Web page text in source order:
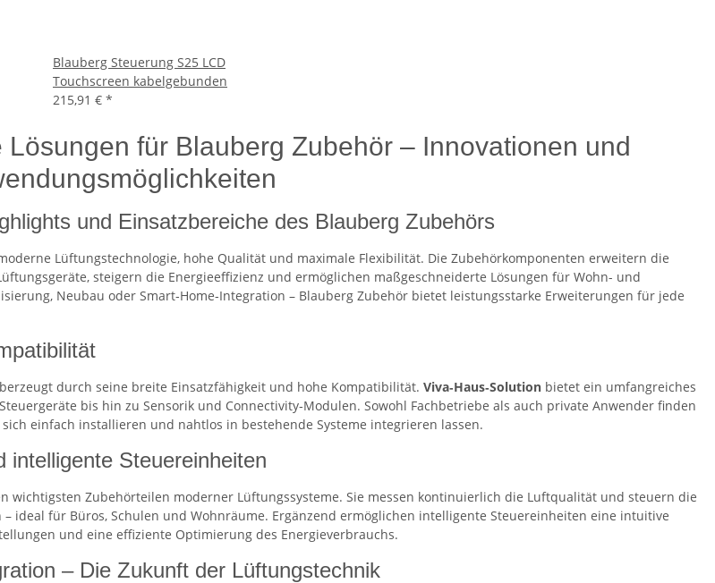
Blauberg Steuerung S25 LCD
Touchscreen kabelgebunden
215,91 € *
Lösungen für Blauberg Zubehör – Innovationen und
und Einsatzbereiche des Blauberg Zubehörs
Lüftungstechnologie, hohe Qualität und maximale Flexibilität. Die Zubehörkomponenten erweitern die
steigern die Energieeffizienz und ermöglichen maßgeschneiderte Lösungen für Wohn- und
Neubau oder Smart‑Home‑Integration – Blauberg Zubehör bietet leistungsstarke Erweiterungen für jede
durch seine breite Einsatzfähigkeit und hohe Kompatibilität. Viva‑Haus‑Solution bietet ein umfangreiches
bis hin zu Sensorik und Connectivity‑Modulen. Sowohl Fachbetriebe als auch private Anwender finden
einfach installieren und nahtlos in bestehende Systeme integrieren lassen.
intelligente Steuereinheiten
wichtigsten Zubehörteilen moderner Lüftungssysteme. Sie messen kontinuierlich die Luftqualität und steuern die
ideal für Büros, Schulen und Wohnräume. Ergänzend ermöglichen intelligente Steuereinheiten eine intuitive
und eine effiziente Optimierung des Energieverbrauchs.
– Die Zukunft der Lüftungstechnik